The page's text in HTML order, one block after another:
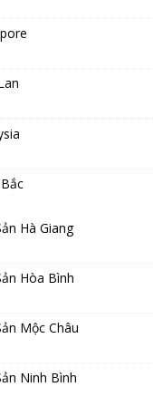
Hà Giang
Hòa Bình
Mộc Châu
Ninh Bình